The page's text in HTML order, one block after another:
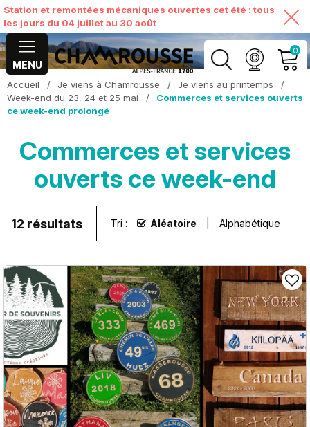
Station et remontées mécaniques ouvertes cet été : tous
les jours du 04 juillet au 30 août
MENU
0
MON COMPTE
Accueil / Je viens à Chamrousse / Je viens au printemps
/
Week-end du 23, 24 et 25 mai
/
Commerces et services ouverts
ce week-end prolongé
Commerces et services
ouverts ce week-end
12 résultats Tri : Aléatoire Alphabétique